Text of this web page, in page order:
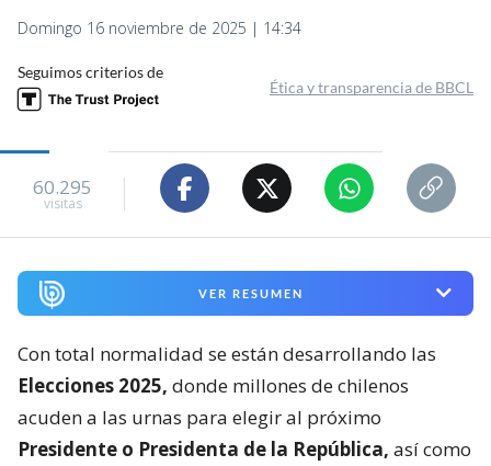
Domingo 16 noviembre de 2025 | 14:34
Seguimos criterios de
Ética y transparencia de BBCL
60.295
visitas
VER RESUMEN
Con total normalidad se están desarrollando las
Elecciones 2025, donde millones de chilenos
acuden a las urnas para elegir al próximo
Presidente o Presidenta de la República, así como